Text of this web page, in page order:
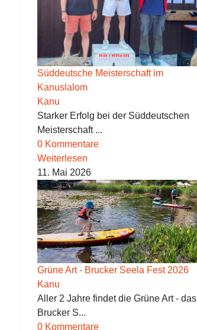
Süddeutsche Meisterschaft im
Kanuslalom
Kanu
Starker Erfolg bei der Süddeutschen
Meisterschaft ...
0 Kommentare
Weiterlesen
11. Mai 2026
Grüne Art - Brucker Seela Fest 2026
Kanu
Aller 2 Jahre findet die Grüne Art - das
Brucker S...
0 Kommentare